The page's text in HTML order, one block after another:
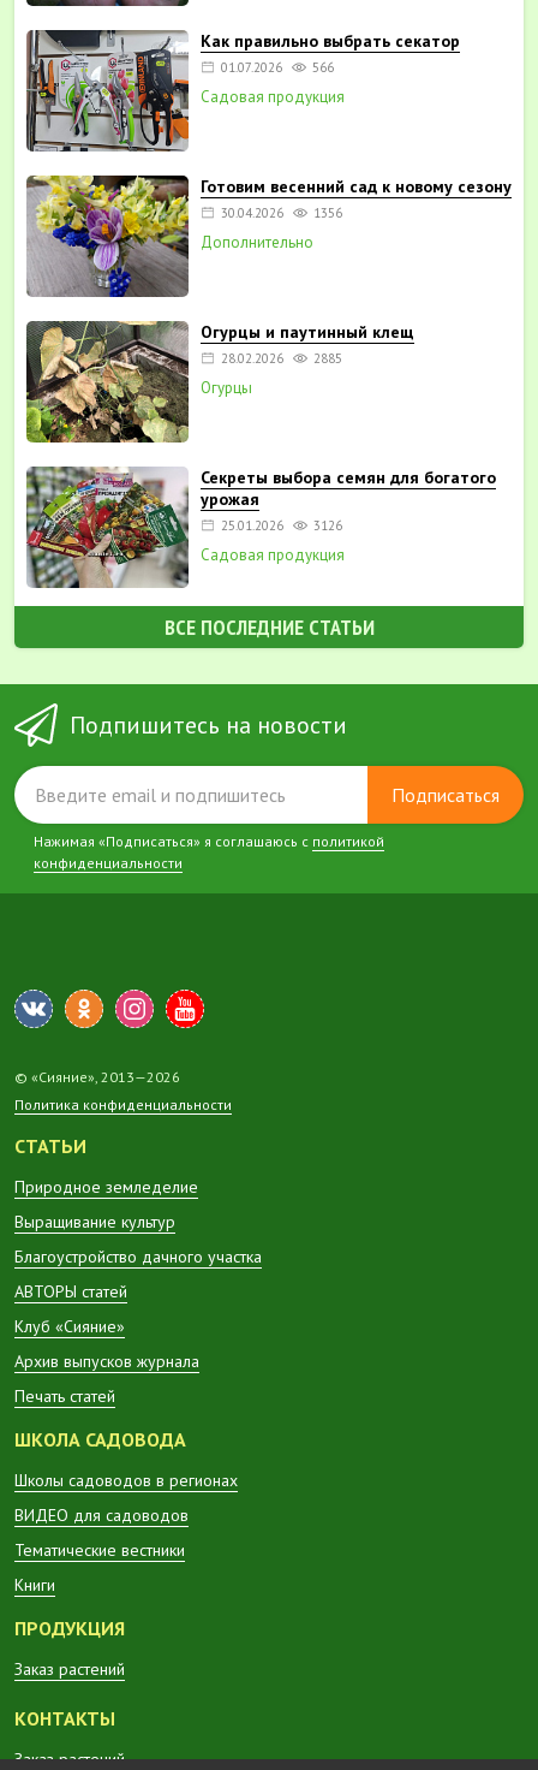
Как правильно выбрать секатор
01.07.2026 566
Садовая продукция
Готовим весенний сад к новому сезону
30.04.2026 1356
Дополнительно
Огурцы и паутинный клещ
28.02.2026 2885
Огурцы
Секреты выбора семян для богатого
урожая
25.01.2026 3126
Садовая продукция
ВСЕ ПОСЛЕДНИЕ СТАТЬИ
Подпишитесь на новости
Подписаться
Нажимая «Подписаться» я соглашаюсь с политикой
конфиденциальности
© «Сияние», 2013—2026
Политика конфиденциальности
СТАТЬИ
Природное земледелие
Выращивание культур
Благоустройство дачного участка
АВТОРЫ статей
Клуб «Сияние»
Архив выпусков журнала
Печать статей
ШКОЛА САДОВОДА
Школы садоводов в регионах
ВИДЕО для садоводов
Тематические вестники
Книги
ПРОДУКЦИЯ
Заказ растений
КОНТАКТЫ
Заказ растений